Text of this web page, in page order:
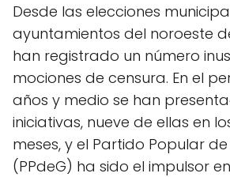
Desde las elecciones
ayuntamientos del noroeste
han registrado un número
mociones de censura. En el
años y medio se han
iniciativas, nueve de ellas en
meses, y el Partido Popular
(PPdeG) ha sido el impulsor